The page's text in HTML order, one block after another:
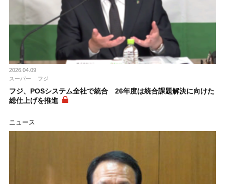
2026.04.09
スーパー
フジ
フジ、POSシステム全社で統合 26年度は統合課題解決に向けた
総仕上げを推進
ニュース